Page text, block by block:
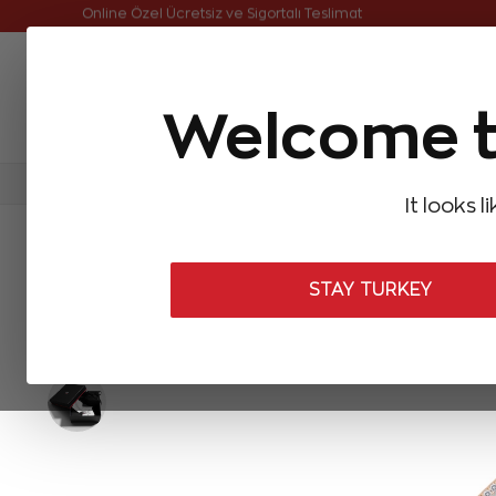
Welcome
It looks
STAY TURKEY
Online Özel Ücretsiz ve Sigortalı Teslimat
Aynı Gün Kargo Çok Satanlar